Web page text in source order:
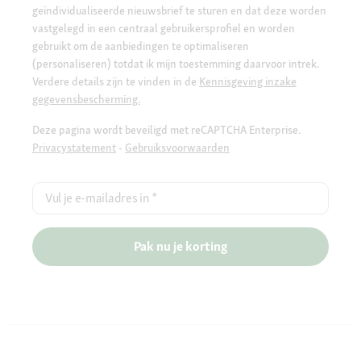
geïndividualiseerde nieuwsbrief te sturen en dat deze worden
vastgelegd in een centraal gebruikersprofiel en worden
gebruikt om de aanbiedingen te optimaliseren
(personaliseren) totdat ik mijn toestemming daarvoor intrek.
Verdere details zijn te vinden in de Kennisgeving inzake
gegevensbescherming.
Deze pagina wordt beveiligd met reCAPTCHA Enterprise.
Privacystatement - Gebruiksvoorwaarden
Vul je e-mailadres in *
Pak nu je korting